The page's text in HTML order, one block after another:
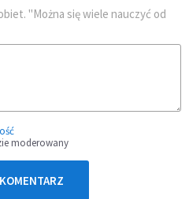
"Można się wiele nauczyć od
moderowany